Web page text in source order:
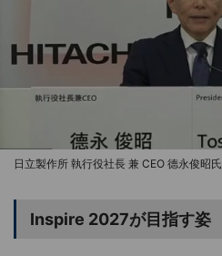
日立製作所 執行役社長 兼 CEO 德永俊昭氏
Inspire 2027が目指す姿